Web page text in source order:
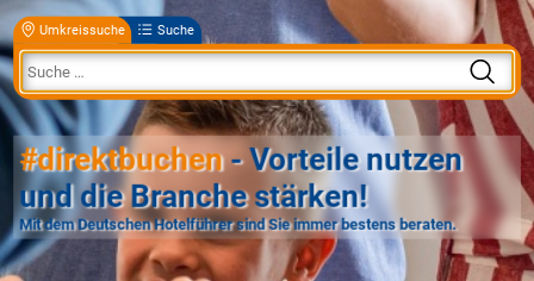
Umkreissuche Suche
#direktbuchen- Vorteile nutzen
und die Branche stärken!
Mit dem Deutschen Hotelführer sind Sie immer bestens beraten.